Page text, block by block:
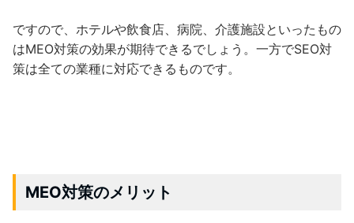
ですので、ホテルや飲食店、病院、介護施設といったもの
はMEO対策の効果が期待できるでしょう。一方でSEO対
策は全ての業種に対応できるものです。
MEO対策のメリット